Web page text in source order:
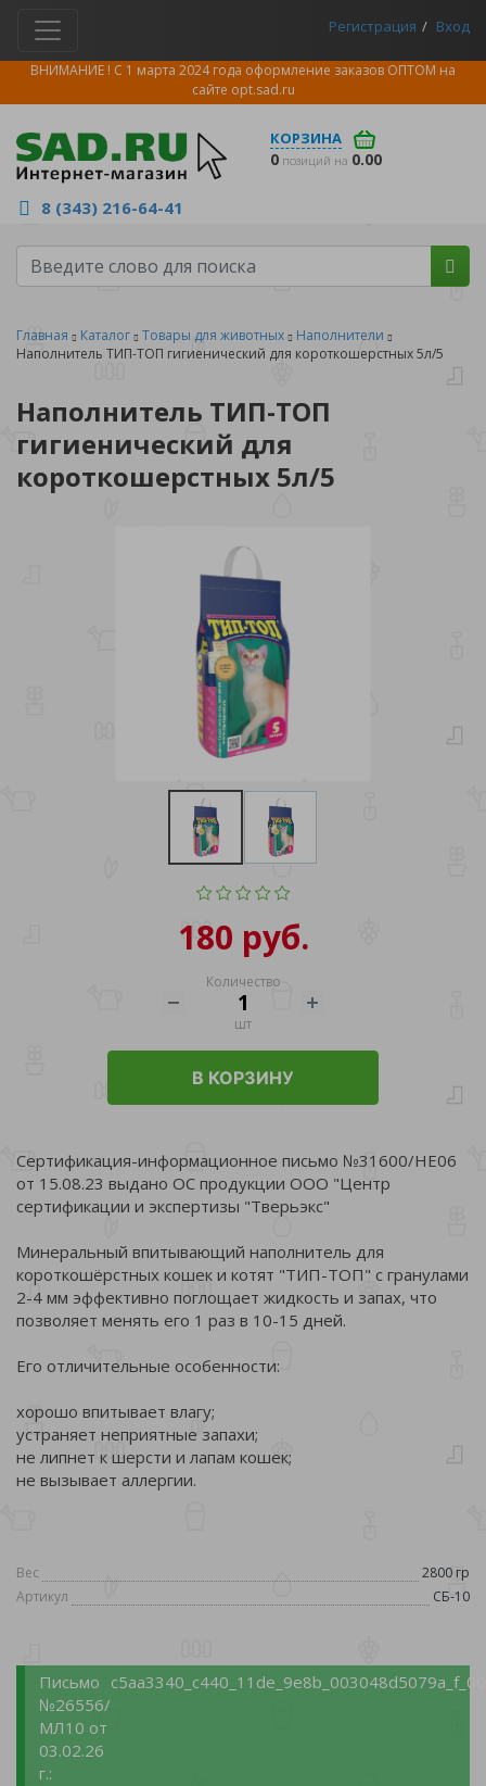
Регистрация Вход
ВНИМАНИЕ ! С 1 марта 2024 года оформление заказов ОПТОМ на
сайте opt.sad.ru
КОРЗИНА
0 позиций на 0.00
8 (343) 216-64-41
Главная Каталог Товары для животных
Наполнители
Наполнитель ТИП-ТОП гигиенический для короткошерстных 5л/5
Наполнитель ТИП-ТОП
гигиенический для
короткошерстных 5л/5
180 руб.
Количество
шт
В КОРЗИНУ
Сертификация-информационное письмо №31600/НЕ06
от 15.08.23 выдано ОС продукции ООО "Центр
сертификации и экспертизы "Тверьэкс"
Минеральный впитывающий наполнитель для
короткошёрстных кошек и котят "ТИП-ТОП" с гранулами
2-4 мм эффективно поглощает жидкость и запах, что
позволяет менять его 1 раз в 10-15 дней.
Его отличительные особенности:
хорошо впитывает влагу;
устраняет неприятные запахи;
не липнет к шерсти и лапам кошек;
не вызывает аллергии.
Вес
2800 гр
Артикул
СБ-10
Письмо
№26556/
МЛ10 от
03.02.26
г.: